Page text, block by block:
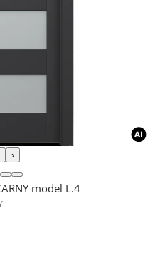
›
model L.4